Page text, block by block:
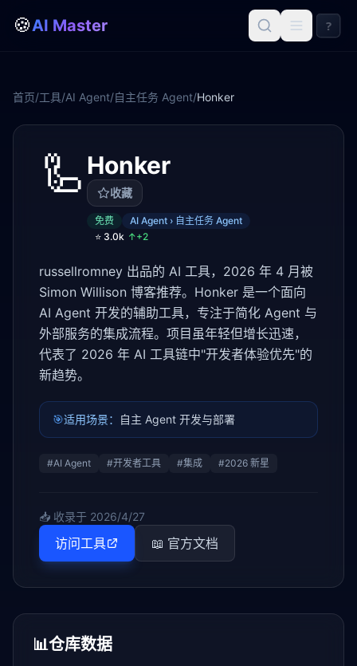
🍪AI Master ?
首页/工具/AI Agent/自主任务 Agent/Honker
🦾 Honker
收藏
免费
AI Agent › 自主任务 Agent
⭐ 3.0k ↑+2
russellromney 出品的 AI 工具，2026 年 4 月被
Simon Willison 博客推荐。Honker 是一个面向
AI Agent 开发的辅助工具，专注于简化 Agent 与
外部服务的集成流程。项目虽年轻但增长迅速，
代表了 2026 年 AI 工具链中"开发者体验优先"的
新趋势。
🎯适用场景： 自主 Agent 开发与部署
#AI Agent #开发者工具 #集成 #2026 新星
📥 收录于 2026/4/27
访问工具 📖 官方文档
📊仓库数据